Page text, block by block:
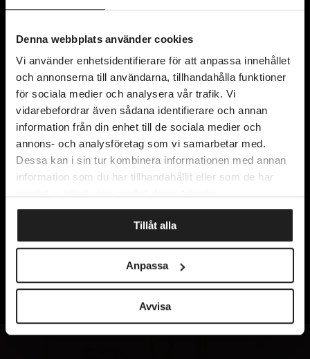
Denna webbplats använder cookies
Vi använder enhetsidentifierare för att anpassa innehållet
och annonserna till användarna, tillhandahålla funktioner
för sociala medier och analysera vår trafik. Vi
vidarebefordrar även sådana identifierare och annan
information från din enhet till de sociala medier och
annons- och analysföretag som vi samarbetar med.
Dessa kan i sin tur kombinera informationen med annan
information som du har tillhandahållit eller som de har
Tillåt alla
Anpassa
Avvisa